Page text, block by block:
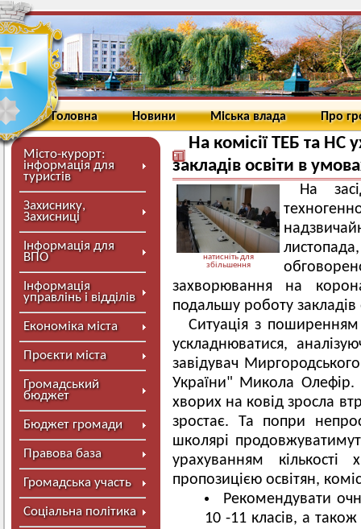
Головна Новини Міська влада Про
Місто-курорт:
інформація для
туристів
Захиснику,
Захисниці
Інформація для
ВПО
Інформація
управлінь і відділів
Економіка міста
Проєкти міста
Громадський
бюджет
Бюджет громади
Правова база
Громадська участь
Соціальна політика
На комісії ТЕБ та
закладів освіти в
натисніть для
збільшення
На
захворювання на
подальшу роботу закладів
Ситуація з поширенням
ускладнюватися,
завідувач
України" Микола Олефір.
хворих на ковід зросла
зростає. Та попри
школярі
урахуванням
пропозицією освітян,
Рекомендувати
10 -11 класів, а